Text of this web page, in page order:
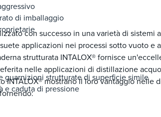
di imballaggio
con successo in una varietà di sistemi
applicazioni nei processi sotto vuoto e
strutturata INTALOX® fornisce
nelle applicazioni di distillazione
mostrano il loro vantaggio nelle
guarnizioni strutturate di superficie simile
e caduta di pressione